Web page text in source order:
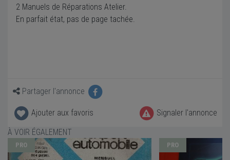
2 Manuels de Réparations Atelier.
En parfait état, pas de page tachée.
Partager l'annonce
Ajouter aux favoris
Signaler l'annonce
À VOIR ÉGALEMENT
PRO PRO